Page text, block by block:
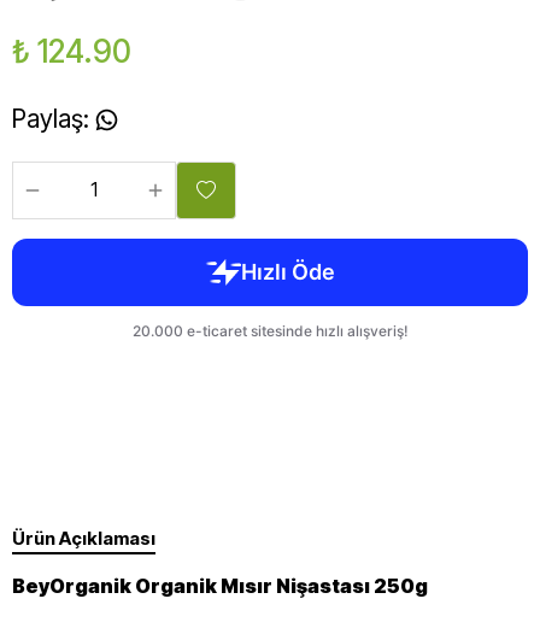
₺ 124.90
Paylaş:
Ürün Açıklaması
BeyOrganik Organik Mısır Nişastası 250g